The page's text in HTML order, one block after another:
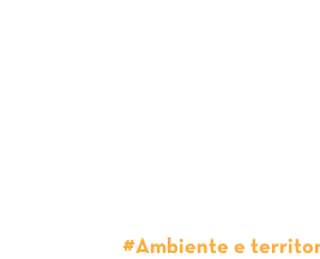
#Ambiente e